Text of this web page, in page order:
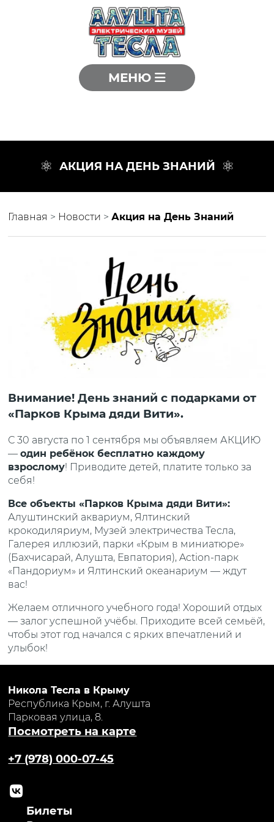
МЕНЮ
АКЦИЯ НА ДЕНЬ ЗНАНИЙ
Главная > Новости >Акция на День Знаний
Внимание! День знаний с подарками от
«Парков Крыма дяди Вити».
С 30 августа по 1 сентября мы объявляем АКЦИЮ
—один ребёнок бесплатно каждому
взрослому! Приводите детей, платите только за
себя!
Все объекты «Парков Крыма дяди Вити»:
Алуштинский аквариум, Ялтинский
крокодиляриум, Музей электричества Тесла,
Галерея иллюзий, парки «Крым в миниатюре»
(Бахчисарай, Алушта, Евпатория), Action-парк
«Пандориум» и Ялтинский океанариум — ждут
вас!
Желаем отличного учебного года! Хороший отдых
— залог успешной учёбы. Приходите всей семьёй,
чтобы этот год начался с ярких впечатлений и
улыбок!
Никола Тесла в Крыму
Республика Крым, г. Алушта
Парковая улица, 8.
Посмотреть на карте
+7 (978) 000-07-45
Билеты